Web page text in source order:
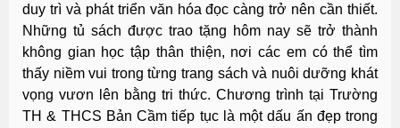
duy trì và phát triển văn hóa đọc càng trở nên cần thiết.
Những tủ sách được trao tặng hôm nay sẽ trở thành
không gian học tập thân thiện, nơi các em có thể tìm
thấy niềm vui trong từng trang sách và nuôi dưỡng khát
vọng vươn lên bằng tri thức. Chương trình tại Trường
TH & THCS Bản Cầm tiếp tục là một dấu ấn đẹp trong